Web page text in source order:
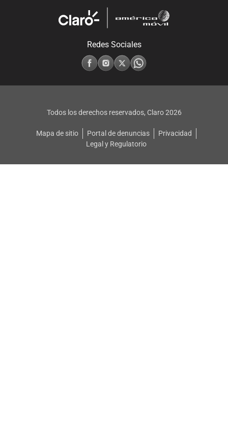
Redes Sociales
Todos los derechos reservados, Claro 2026
Mapa de sitio Portal de denuncias
Privacidad
Legal y Regulatorio